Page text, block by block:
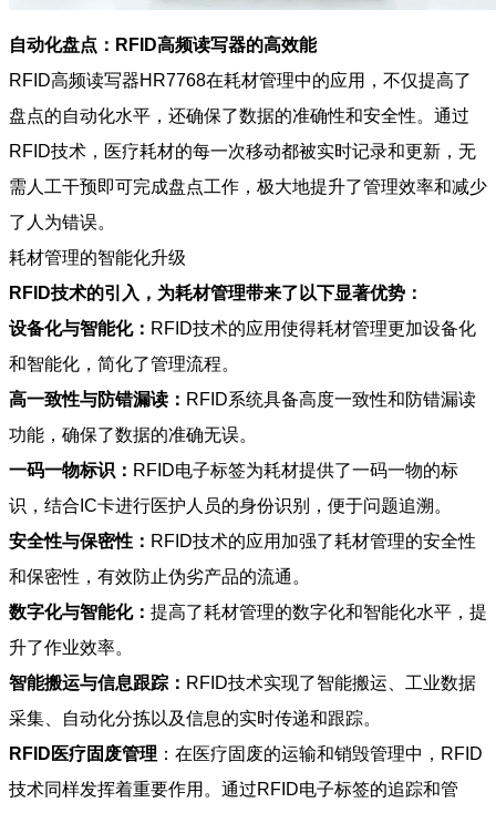
自动化盘点：RFID高频读写器的高效能
RFID高频读写器HR7768在耗材管理中的应用，不仅提高了
盘点的自动化水平，还确保了数据的准确性和安全性。通过
RFID技术，医疗耗材的每一次移动都被实时记录和更新，无
需人工干预即可完成盘点工作，极大地提升了管理效率和减少
了人为错误。
耗材管理的智能化升级
RFID技术的引入，为耗材管理带来了以下显著优势：
设备化与智能化： RFID技术的应用使得耗材管理更加设备化
和智能化，简化了管理流程。
高一致性与防错漏读： RFID系统具备高度一致性和防错漏读
功能，确保了数据的准确无误。
一码一物标识： RFID电子标签为耗材提供了一码一物的标
识，结合IC卡进行医护人员的身份识别，便于问题追溯。
安全性与保密性： RFID技术的应用加强了耗材管理的安全性
和保密性，有效防止伪劣产品的流通。
数字化与智能化： 提高了耗材管理的数字化和智能化水平，提
升了作业效率。
智能搬运与信息跟踪： RFID技术实现了智能搬运、工业数据
采集、自动化分拣以及信息的实时传递和跟踪。
RFID医疗固废管理 ：在医疗固废的运输和销毁管理中，RFID
技术同样发挥着重要作用。通过RFID电子标签的追踪和管